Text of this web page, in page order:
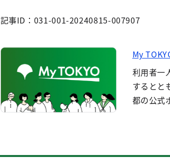
記事ID：031-001-20240815-007907
My
利用者一
するとと
都の公式